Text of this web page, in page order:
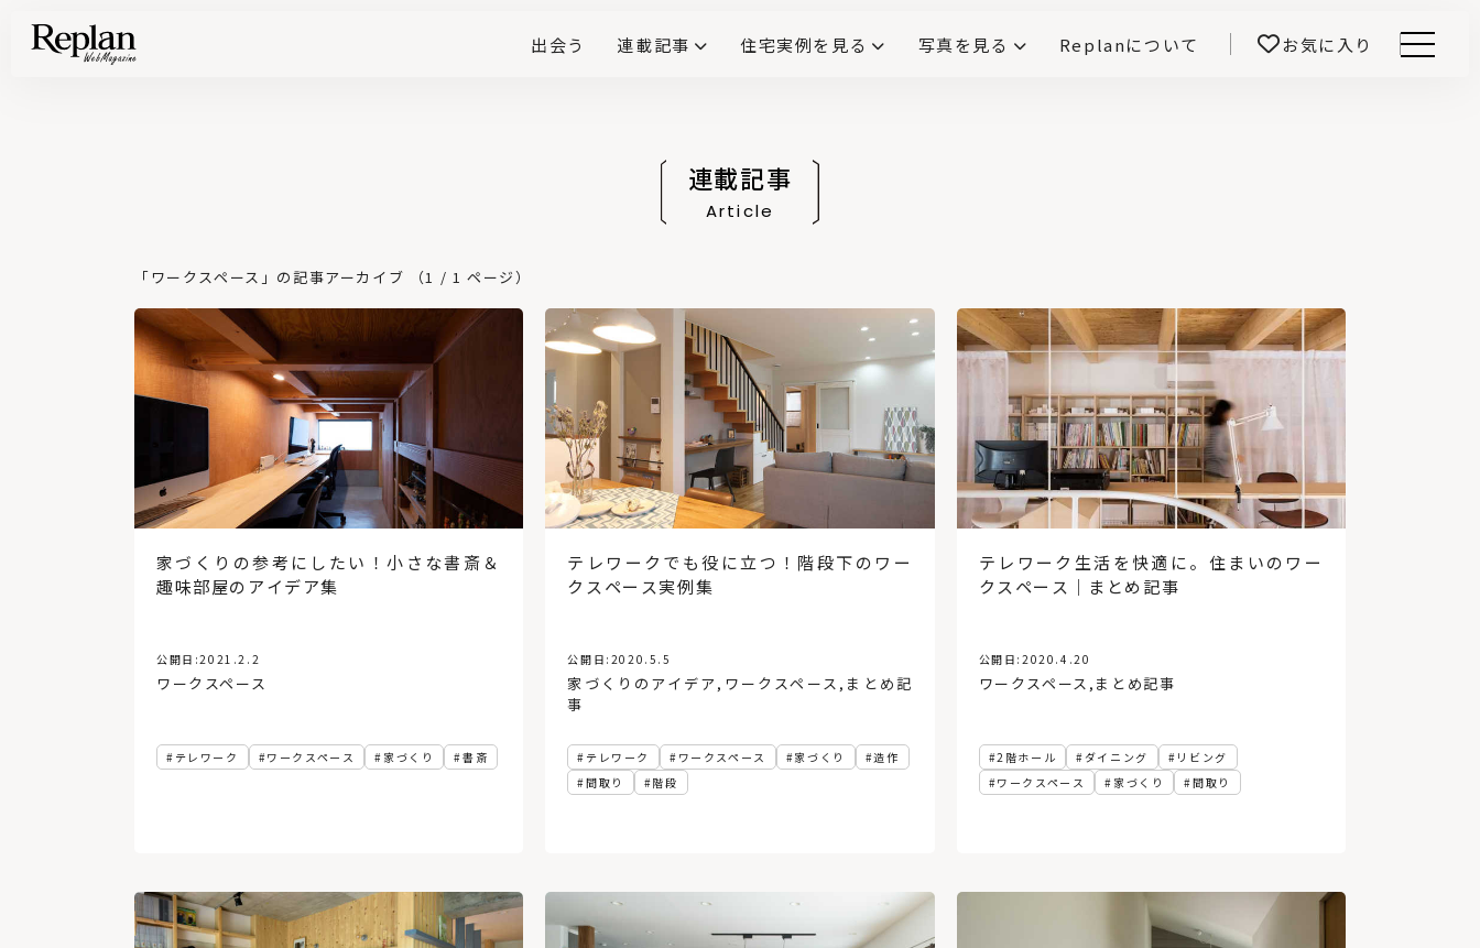
出会う 連載記事 住宅実例を見る 写真を見る Replanについて お気に入り
連載記事
Article
「ワークスペース」の記事アーカイブ （1 / 1 ページ）
家づくりの参考にしたい！小さな書斎＆
趣味部屋のアイデア集
公開日:2021.2.2
ワークスペース
テレワーク ワークスペース 家づくり 書斎
テレワークでも役に立つ！階段下のワー
クスペース実例集
公開日: 2020.5.5
家づくりのアイデア , ワークスペース , まとめ記
事
テレワーク ワークスペース 家づくり
造作
間取り
階段
テレワーク生活を快適に。住まいのワー
クスペース｜まとめ記事
公開日:2020.4.20
ワークスペース , まとめ記事
2階ホール ダイニング
リビング
ワークスペース
家づくり 間取り